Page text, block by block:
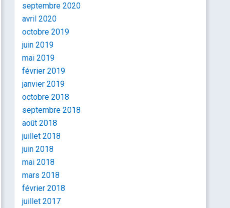
septembre 2020
avril 2020
octobre 2019
juin 2019
mai 2019
février 2019
janvier 2019
octobre 2018
septembre 2018
août 2018
juillet 2018
juin 2018
mai 2018
mars 2018
février 2018
juillet 2017